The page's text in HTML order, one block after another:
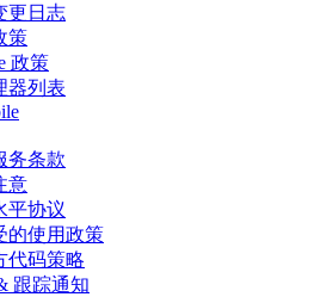
更日志
策
政策
器列表
务条款
意
平协议
的使用政策
代码策略
跟踪通知